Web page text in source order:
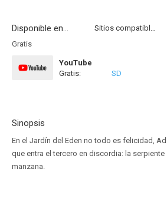
Disponible en...
Sitios compatibles
Gratis
YouTube
Gratis:
SD
Sinopsis
En el Jardín del Eden no todo es felicidad,
que entra el tercero en discordia: la
manzana.